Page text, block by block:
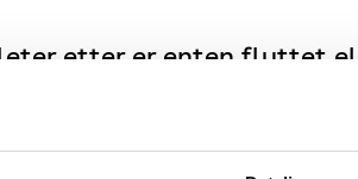
etter er enten flyttet